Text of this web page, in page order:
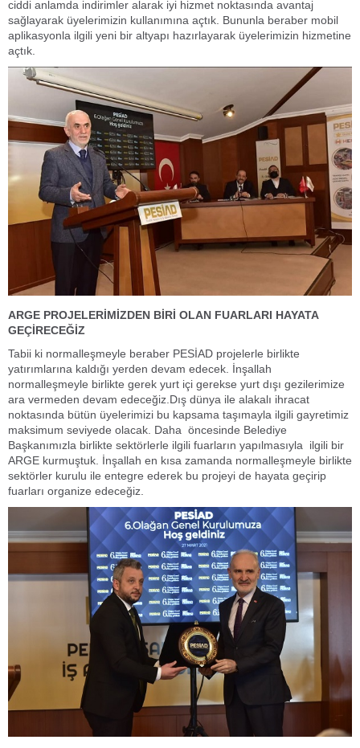
ciddi anlamda indirimler alarak iyi hizmet noktasında avantaj
sağlayarak üyelerimizin kullanımına açtık. Bununla beraber mobil
aplikasyonla ilgili yeni bir altyapı hazırlayarak üyelerimizin hizmetine
açtık.
ARGE PROJELERİMİZDEN BİRİ OLAN FUARLARI HAYATA
GEÇİRECEĞİZ
Tabii ki normalleşmeyle beraber PESİAD projelerle birlikte
yatırımlarına kaldığı yerden devam edecek. İnşallah
normalleşmeyle birlikte gerek yurt içi gerekse yurt dışı gezilerimize
ara vermeden devam edeceğiz.Dış dünya ile alakalı ihracat
noktasında bütün üyelerimizi bu kapsama taşımayla ilgili gayretimiz
maksimum seviyede olacak. Daha öncesinde Belediye
Başkanımızla birlikte sektörlerle ilgili fuarların yapılmasıyla ilgili bir
ARGE kurmuştuk. İnşallah en kısa zamanda normalleşmeyle birlikte
sektörler kurulu ile entegre ederek bu projeyi de hayata geçirip
fuarları organize edeceğiz.